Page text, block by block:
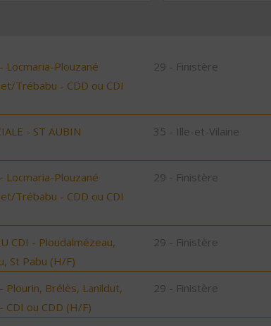
Locmaria-Plouzané
Trébabu - CDD ou CDI
29 - Finistère
- ST AUBIN
35 - Ille-et-Vilaine
Locmaria-Plouzané
Trébabu - CDD ou CDI
29 - Finistère
CDI - Ploudalmézeau,
St Pabu (H/F)
29 - Finistère
Plourin, Brélès, Lanildut,
ou CDD (H/F)
29 - Finistère